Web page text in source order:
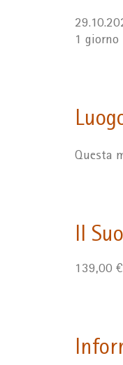
1
Questa
Il
139,00